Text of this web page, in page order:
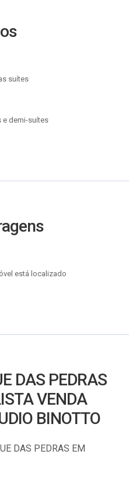
suítes
e demi-suítes
está localizado
DAS PEDRAS
VENDA
BINOTTO
DAS PEDRAS EM